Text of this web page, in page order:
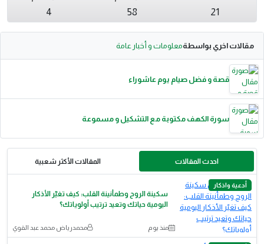
21
58
4
مقالات اخري بواسطةمعلومات و أخبار عامة
قصة و فضل صيام يوم عاشوراء
سورة الكهف مكتوبة مع التشكيل و مسموعة
احدث المقالات المقالات الأكثر شعبية
أدعية واذكار
سكينة الروح وطمأنينة القلب: كيف تغيّر الأذكار
اليومية حياتك وتعيد ترتيب أولوياتك؟
منذ يوم محمدرياض محمد عبد القوي